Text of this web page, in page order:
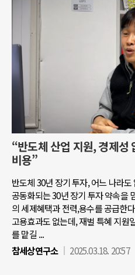
“반도체 산업 지원, 경제성
비용”
반도체 30년 장기 투자, 어느 나라
공동화되는 30년 장기 투자 약속을
의 세제혜택과 전력,용수를 공급한
고용효과도 없는데, 재벌 특혜 지원
를 맡길 ...
참세상연구소
2025.03.18. 20:57